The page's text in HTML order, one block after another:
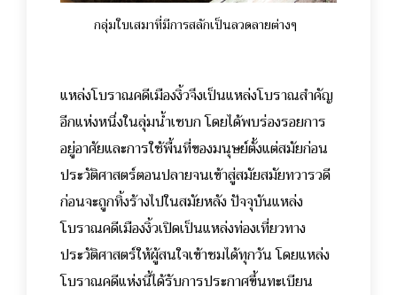
กลุ่มใบเสมาที่มีการสลักเป็นลวดลายต่างๆ
แหล่งโบราณคดีเมืองงิ้วจึงเป็นแหล่งโบราณสำคัญ
อีกแห่งหนึ่งในลุ่มน้ำเซบก โดยได้พบร่องรอยการ
อยู่อาศัยและการใช้พื้นที่ของมนุษย์ตั้งแต่สมัยก่อน
ประวัติศาสตร์ตอนปลายจนเข้าสู่สมัยสมัยทวารวดี
ก่อนจะถูกทิ้งร้างไปในสมัยหลังปัจจุบันแหล่ง
โบราณคดีเมืองงิ้วเปิดเป็นแหล่งท่องเที่ยวทาง
ประวัติศาสตร์ให้ผู้สนใจเข้าชมได้ทุกวัน โดยแหล่ง
โบราณคดีแห่งนี้ได้รับการประกาศขึ้นทะเบียน